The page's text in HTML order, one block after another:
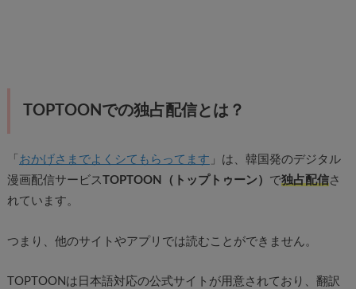
TOPTOONでの独占配信とは？
「 おかげさまでよくシてもらってます 」は、韓国発のデジタル
漫画配信サービスTOPTOON（トップトゥーン） で独占配信さ
れています。
つまり、他のサイトやアプリでは読むことができません。
TOPTOONは日本語対応の公式サイトが用意されており、翻訳